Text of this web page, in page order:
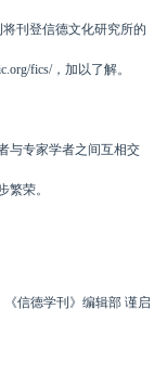
刊登信德文化研究所的
fics/，加以了解。
专家学者之间互相交
繁荣。
《信德学刊》编辑部 谨启